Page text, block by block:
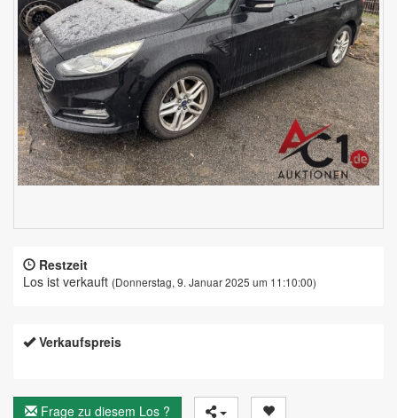
Restzeit
Los ist verkauft (Donnerstag, 9. Januar 2025 um 11:10:00)
Verkaufspreis
Frage zu diesem Los ?